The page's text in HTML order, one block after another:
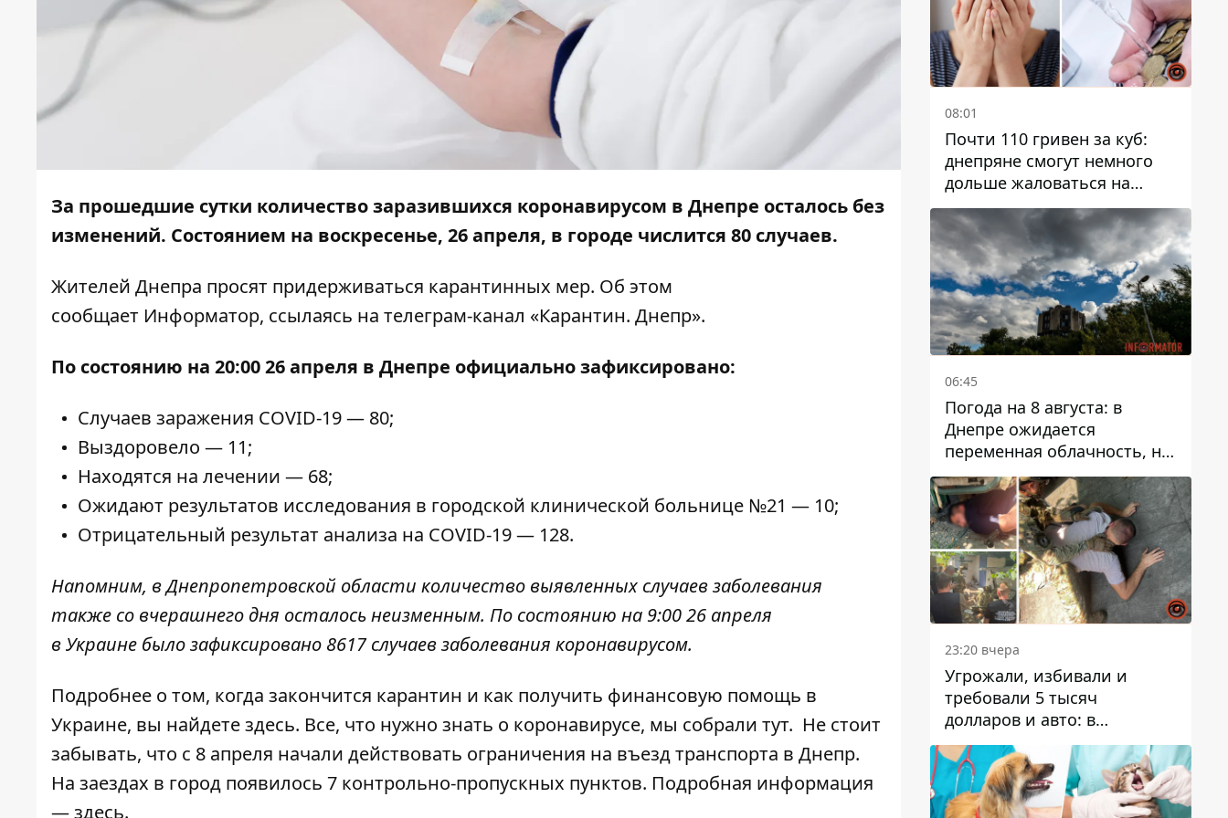
За прошедшие сутки количество заразившихся коронавирусом в Днепре осталось без
изменений. Состоянием на воскресенье, 26 апреля, в городе числится 80 случаев.
Жителей Днепра просят придерживаться карантинных мер. Об этом
сообщает Информатор, ссылаясь на телеграм-канал «Карантин. Днепр».
По состоянию на 20:00 26 апреля в Днепре официально зафиксировано:
Случаев заражения COVID-19 — 80;
Выздоровело — 11;
Находятся на лечении — 68;
Ожидают результатов исследования в городской клинической больнице №21 — 10;
Отрицательный результат анализа на COVID-19 — 128.
Напомним, вДнепропетровской области количество выявленных случаев заболевания
также со вчерашнего дня осталось неизменным. По состоянию на 9:00 26 апреля
в Украине было зафиксировано 8617 случаев заболевания коронавирусом.
Подробнее о том, когда закончится карантин и как получить финансовую помощь в
Украине, вы найдетездесь. Все, что нужно знать о коронавирусе, мы собрали тут. Не стоит
забывать, что с 8 апреля начали действовать ограничения на въезд транспорта в Днепр.
На заездах в город появилось 7 контрольно-пропускных пунктов. Подробная информация
—здесь.
08:01
Почти 110 гривен за куб:
днепряне смогут немного
дольше жаловаться на
запланированные тарифы
на воду на 2027 год
06:45
Погода на 8 августа: в
Днепре ожидается
переменная облачность, но
может пойти дождь
23:20 вчера
Угрожали, избивали и
требовали 5 тысяч
долларов и авто: в
Павлограде задержали двух
мужчин